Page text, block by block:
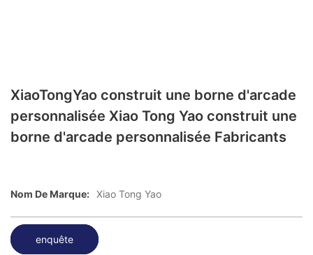
XiaoTongYao construit une borne d'arcade
personnalisée Xiao Tong Yao construit une
borne d'arcade personnalisée Fabricants
Nom De Marque: Xiao Tong Yao
enquête